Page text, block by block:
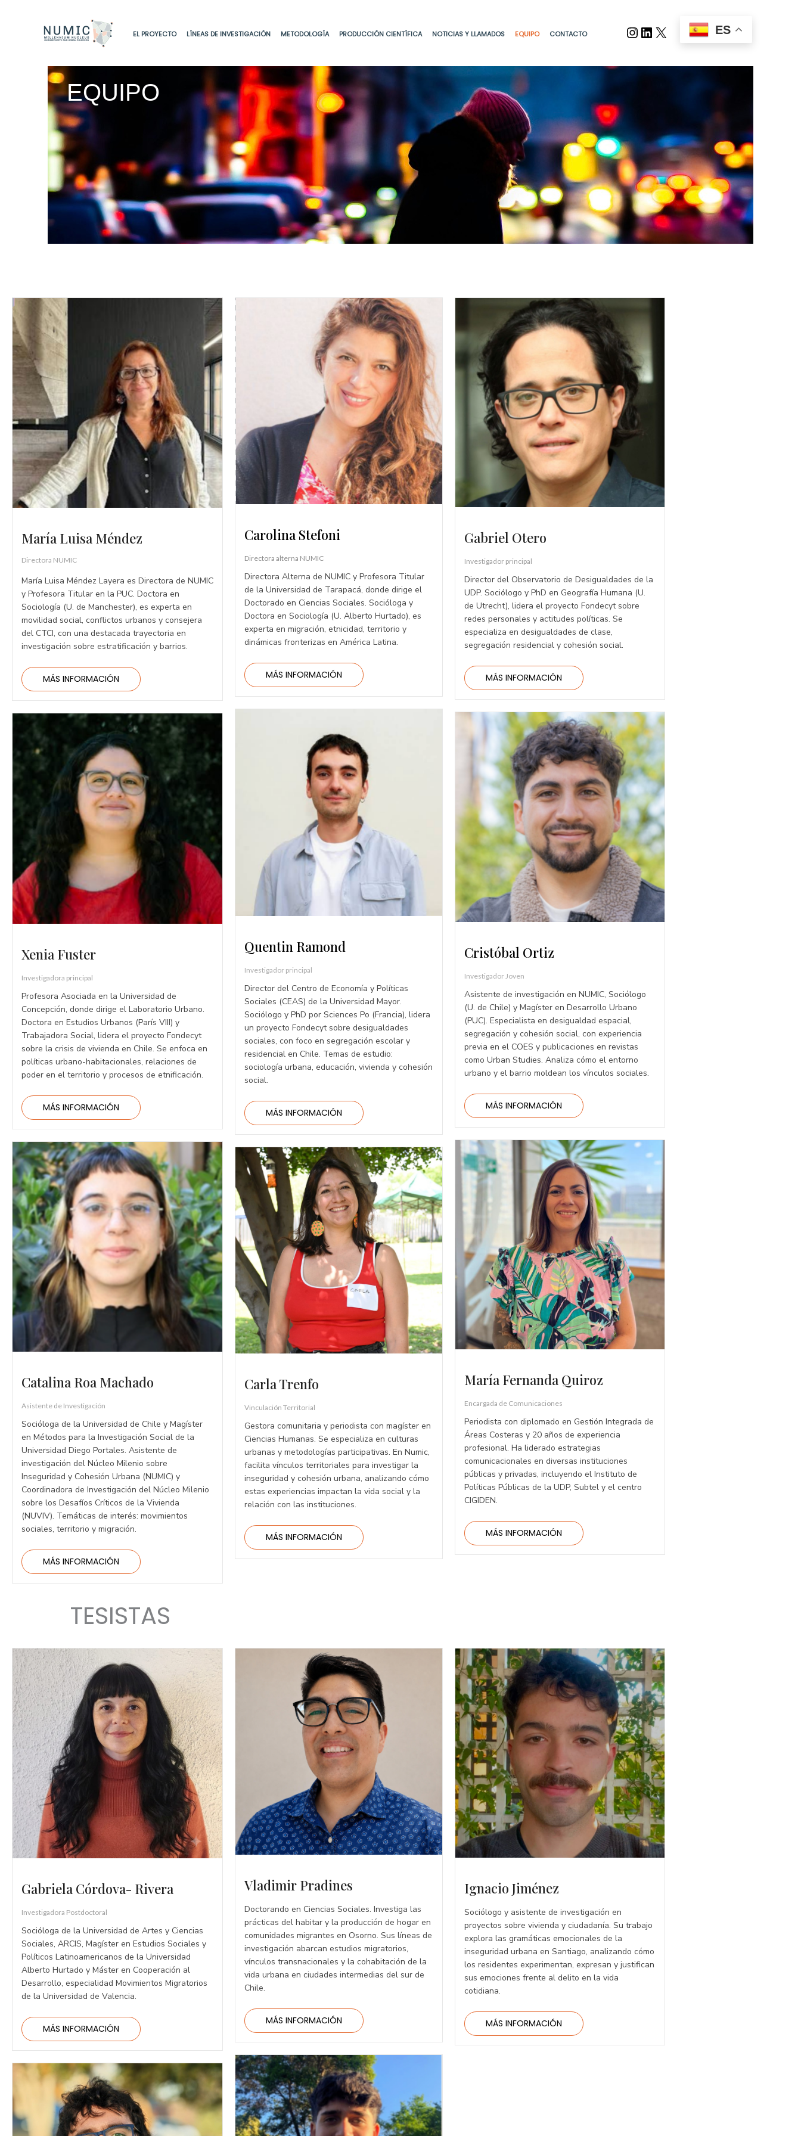
contenido
EL PROYECTO LÍNEAS DE INVESTIGACIÓN METODOLOGÍA PRODUCCIÓN CIENTÍFICA NOTICIAS Y LLAMADOS EQUIPO CONTACTO ES
EQUIPO
María Luisa Méndez
Directora NUMIC
María Luisa Méndez Layera es Directora de NUMIC
y Profesora Titular en la PUC. Doctora en
Sociología (U. de Manchester), es experta en
movilidad social, conflictos urbanos y consejera
del CTCI, con una destacada trayectoria en
investigación sobre estratificación y barrios.
MÁS INFORMACIÓN
Xenia Fuster
Investigadora principal
Profesora Asociada en la Universidad de
Concepción, donde dirige el Laboratorio Urbano.
Doctora en Estudios Urbanos (París VIII) y
Trabajadora Social, lidera el proyecto Fondecyt
sobre la crisis de vivienda en Chile. Se enfoca en
políticas urbano-habitacionales, relaciones de
poder en el territorio y procesos de etnificación.
MÁS INFORMACIÓN
Catalina Roa Machado
Asistente de Investigación
Socióloga de la Universidad de Chile y Magíster
en Métodos para la Investigación Social de la
Universidad Diego Portales. Asistente de
investigación del Núcleo Milenio sobre
Inseguridad y Cohesión Urbana (NUMIC) y
Coordinadora de Investigación del Núcleo Milenio
sobre los Desafíos Críticos de la Vivienda
(NUVIV). Temáticas de interés: movimientos
sociales, territorio y migración.
MÁS INFORMACIÓN
Carolina Stefoni
Directora alterna NUMIC
Directora Alterna de NUMIC y Profesora Titular
de la Universidad de Tarapacá, donde dirige el
Doctorado en Ciencias Sociales. Socióloga y
Doctora en Sociología (U. Alberto Hurtado), es
experta en migración, etnicidad, territorio y
dinámicas fronterizas en América Latina.
MÁS INFORMACIÓN
Quentin Ramond
Investigador principal
Director del Centro de Economía y Políticas
Sociales (CEAS) de la Universidad Mayor.
Sociólogo y PhD por Sciences Po (Francia), lidera
un proyecto Fondecyt sobre desigualdades
sociales, con foco en segregación escolar y
residencial en Chile. Temas de estudio:
sociología urbana, educación, vivienda y cohesión
social.
MÁS INFORMACIÓN
Carla Trenfo
Vinculación Territorial
Gestora comunitaria y periodista con magíster en
Ciencias Humanas. Se especializa en culturas
urbanas y metodologías participativas. En Numic,
facilita vínculos territoriales para investigar la
inseguridad y cohesión urbana, analizando cómo
estas experiencias impactan la vida social y la
relación con las instituciones.
MÁS INFORMACIÓN
Gabriel Otero
Investigador principal
Director del Observatorio de Desigualdades de la
UDP. Sociólogo y PhD en Geografía Humana (U.
de Utrecht), lidera el proyecto Fondecyt sobre
redes personales y actitudes políticas. Se
especializa en desigualdades de clase,
segregación residencial y cohesión social.
MÁS INFORMACIÓN
Cristóbal Ortiz
Investigador Joven
Asistente de investigación en NUMIC, Sociólogo
(U. de Chile) y Magíster en Desarrollo Urbano
(PUC). Especialista en desigualdad espacial,
segregación y cohesión social, con experiencia
previa en el COES y publicaciones en revistas
como Urban Studies. Analiza cómo el entorno
urbano y el barrio moldean los vínculos sociales.
MÁS INFORMACIÓN
María Fernanda Quiroz
Encargada de Comunicaciones
Periodista con diplomado en Gestión Integrada de
Áreas Costeras y 20 años de experiencia
profesional. Ha liderado estrategias
comunicacionales en diversas instituciones
públicas y privadas, incluyendo el Instituto de
Políticas Públicas de la UDP, Subtel y el centro
CIGIDEN.
MÁS INFORMACIÓN
TESISTAS
Gabriela Córdova- Rivera
Investigadora Postdoctoral
Socióloga de la Universidad de Artes y Ciencias
Sociales, ARCIS, Magíster en Estudios Sociales y
Políticos Latinoamericanos de la Universidad
Alberto Hurtado y Máster en Cooperación al
Desarrollo, especialidad Movimientos Migratorios
de la Universidad de Valencia.
MÁS INFORMACIÓN
Vladimir Pradines
Doctorando en Ciencias Sociales. Investiga las
prácticas del habitar y la producción de hogar en
comunidades migrantes en Osorno. Sus líneas de
investigación abarcan estudios migratorios,
vínculos transnacionales y la cohabitación de la
vida urbana en ciudades intermedias del sur de
Chile.
MÁS INFORMACIÓN
Ignacio Jiménez
Sociólogo y asistente de investigación en
proyectos sobre vivienda y ciudadanía. Su trabajo
explora las gramáticas emocionales de la
inseguridad urbana en Santiago, analizando cómo
los residentes experimentan, expresan y justifican
sus emociones frente al delito en la vida
cotidiana.
MÁS INFORMACIÓN